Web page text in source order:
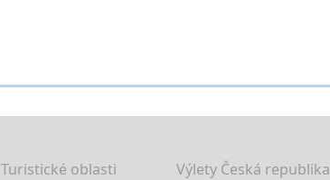
Turistické oblasti Výlety Česká republika